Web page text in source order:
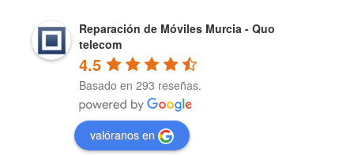
Reparación de Móviles Murcia - Quo
telecom
4.5
Basado en 293 reseñas.
valóranos en